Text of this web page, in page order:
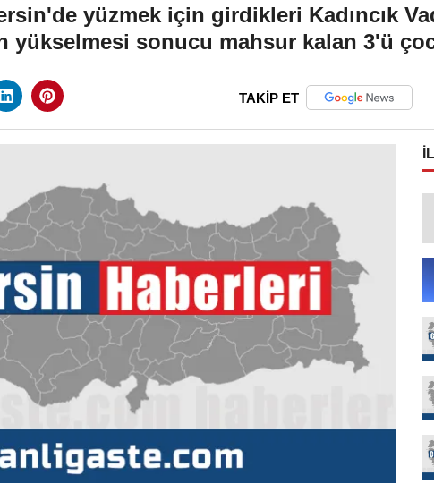
yüzmek için girdikleri Kadıncık
yükselmesi sonucu mahsur kalan 3'ü
TAKİP ET